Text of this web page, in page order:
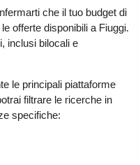
che il tuo budget di
offerte disponibili a Fiuggi.
inclusi bilocali e
le principali piattaforme
filtrare le ricerche in
specifiche: